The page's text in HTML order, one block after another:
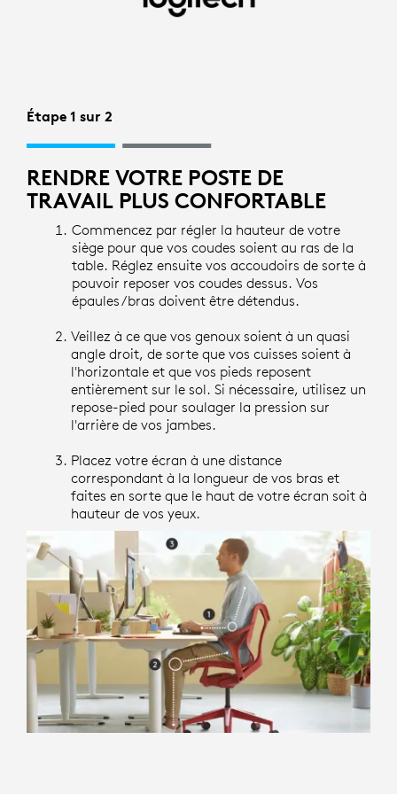
CONFIGURATION
DE
TRAVAIL
LOGITECH
Étape 1 sur 2
RENDRE VOTRE POSTE DE
TRAVAIL PLUS CONFORTABLE
Commencez par régler la hauteur de votre
siège pour que vos coudes soient au ras de la
table. Réglez ensuite vos accoudoirs de sorte à
pouvoir reposer vos coudes dessus. Vos
épaules/bras doivent être détendus.
Veillez à ce que vos genoux soient à un quasi
angle droit, de sorte que vos cuisses soient à
l'horizontale et que vos pieds reposent
entièrement sur le sol. Si nécessaire, utilisez un
repose-pied pour soulager la pression sur
l'arrière de vos jambes.
Placez votre écran à une distance
correspondant à la longueur de vos bras et
faites en sorte que le haut de votre écran soit à
hauteur de vos yeux.